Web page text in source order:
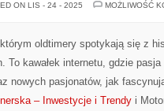
ON LIS - 24 - 2025
MOŻLIWOŚĆ
oldtimery spotykają się z
To kawałek internetu, gdzie
nowych pasjonatów, jak
– Inwestycje i Trendy i